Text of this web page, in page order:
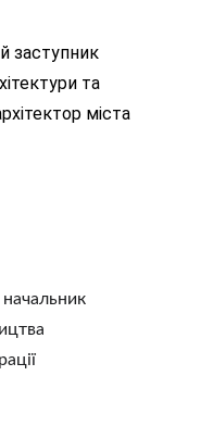
заступник
та
міста